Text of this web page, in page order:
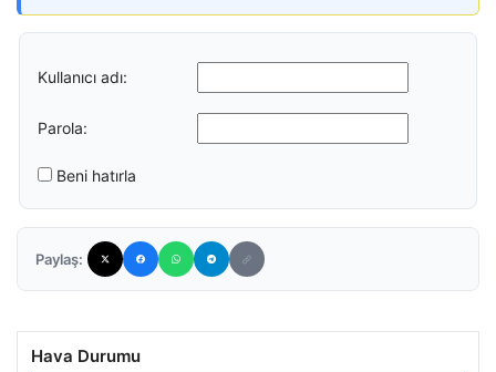
Kullanıcı adı:
Parola:
Beni hatırla
Paylaş:
Hava Durumu